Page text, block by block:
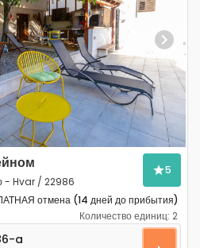
Next
- Hvar / 22986
5
отмена (14 дней до прибытия)
Количество единиц: 2
Стари Град - Stari
a